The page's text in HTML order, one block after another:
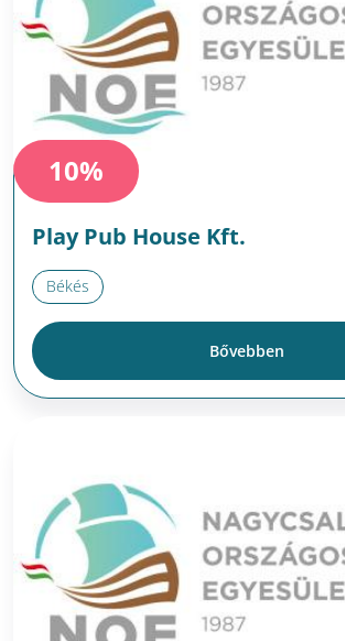
10%
Play Pub House Kft.
Békés
Bővebben